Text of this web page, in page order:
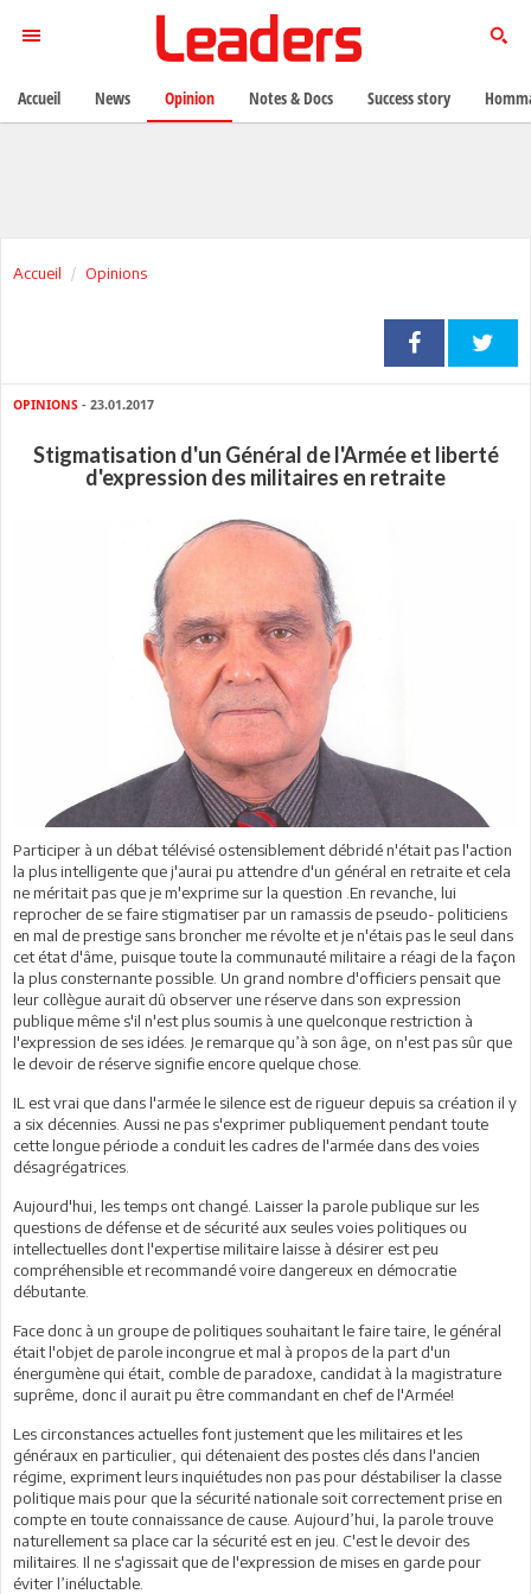
Accueil Opinions
OPINIONS - 23.01.2017
Stigmatisation d'un Général de l'Armée et liberté
d'expression des militaires en retraite
Participer à un débat télévisé ostensiblement débridé n'était pas l'action
la plus intelligente que j'aurai pu attendre d'un général en retraite et cela
ne méritait pas que je m'exprime sur la question .En revanche, lui
reprocher de se faire stigmatiser par un ramassis de pseudo- politiciens
en mal de prestige sans broncher me révolte et je n'étais pas le seul dans
cet état d'âme, puisque toute la communauté militaire a réagi de la façon
la plus consternante possible. Un grand nombre d'officiers pensait que
leur collègue aurait dû observer une réserve dans son expression
publique même s'il n'est plus soumis à une quelconque restriction à
l'expression de ses idées. Je remarque qu’à son âge, on n'est pas sûr que
le devoir de réserve signifie encore quelque chose.
IL est vrai que dans l'armée le silence est de rigueur depuis sa création il y
a six décennies. Aussi ne pas s'exprimer publiquement pendant toute
cette longue période a conduit les cadres de l'armée dans des voies
désagrégatrices.
Aujourd'hui, les temps ont changé. Laisser la parole publique sur les
questions de défense et de sécurité aux seules voies politiques ou
intellectuelles dont l'expertise militaire laisse à désirer est peu
compréhensible et recommandé voire dangereux en démocratie
débutante.
Face donc à un groupe de politiques souhaitant le faire taire, le général
était l'objet de parole incongrue et mal à propos de la part d'un
énergumène qui était, comble de paradoxe, candidat à la magistrature
suprême, donc il aurait pu être commandant en chef de l'Armée!
Les circonstances actuelles font justement que les militaires et les
généraux en particulier, qui détenaient des postes clés dans l'ancien
régime, expriment leurs inquiétudes non pas pour déstabiliser la classe
politique mais pour que la sécurité nationale soit correctement prise en
compte en toute connaissance de cause. Aujourd’hui, la parole trouve
naturellement sa place car la sécurité est en jeu. C'est le devoir des
militaires. Il ne s'agissait que de l'expression de mises en garde pour
éviter l’inéluctable.
Accueil News Opinion Notes & Docs Success story